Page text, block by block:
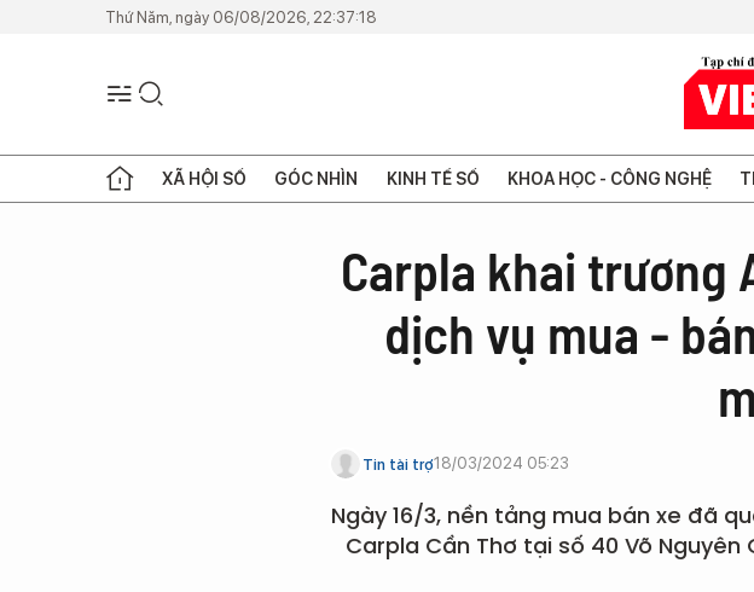
Thứ Năm, ngày 06/08/2026, 22:37:18
XÃ HỘI SỐ GÓC NHÌN KINH TẾ SỐ KHOA HỌC - CÔNG NGHỆ
Carpla khai trương
dịch vụ mua -
Tin tài trợ18/03/2024 05:23
Ngày 16/3, nền tảng mua bán xe đã
Carpla Cần Thơ tại số 40 Võ Nguyên